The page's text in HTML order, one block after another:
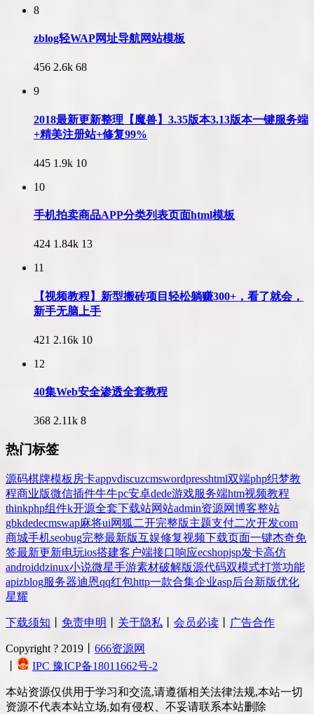
8
zblog轻WAP网址导航网站模板
456 2.6k 68
9
2018最新更新整理【魔兽】3.35版本3.13版本一键服务端
+精美注册站+修复99%
445 1.9k 10
10
手机拍卖商品APP分类列表页面html模板
424 1.84k 13
11
【视频教程】新型搬砖项目轻松躺赚300+，看了就会，
新手无脑上手
421 2.16k 10
12
40集Web安全渗透全套教程
368 2.11k 8
热门标签
源码棋牌模板 房卡appvdiscuzcmswordpresshtml双端php织梦教
程商业版微信插件牛牛pc安卓dede游戏服务端htm视频教程
thinkphp组件k开源全套下载站网站admin资源网博客整站
gbkdedecmswap麻将ui网狐 二开完整版主题支付二次开发com
商城手机seobug完整最新版互娱修复视频下载页面一键杰奇免
签最新更新电玩ios搭建客户端接口响应ecshopjsp发卡高仿
androiddzinux小说微星手游素材破解版源代码双模式打赏功能
apizblog服务器迪恩qq红包http一款合集企业asp后台新版优化
星耀
下载须知 免责申明 关于隐私 会员必读 广告合作
Copyright ? 2019丨 666资源网
IPC 豫ICP备18011662号-2
本站资源仅供用于学习和交流,请遵循相关法律法规,本站一切
资源不代表本站立场,如有侵权、不妥请联系本站删除